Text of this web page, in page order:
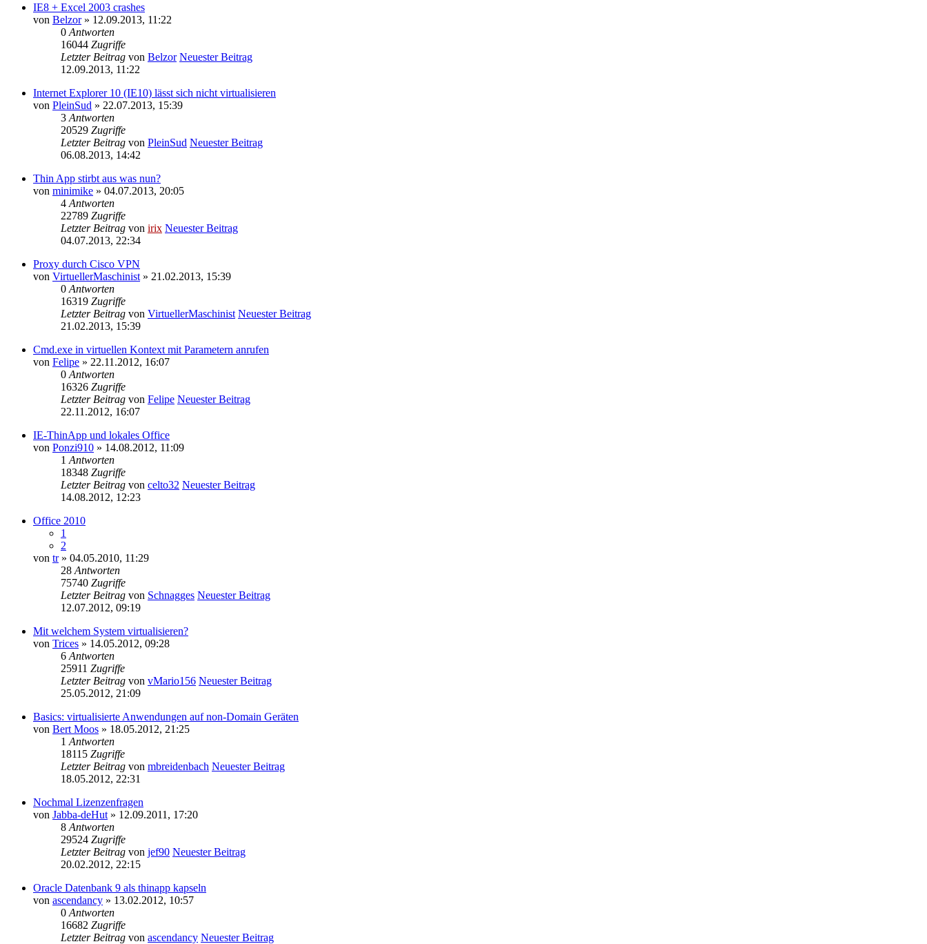
IE8 + Excel 2003 crashes
von Belzor» 12.09.2013, 11:22
0 Antworten
16044 Zugriffe
Letzter Beitrag von Belzor Neuester Beitrag
12.09.2013, 11:22
Internet Explorer 10 (IE10) lässt sich nicht virtualisieren
von PleinSud » 22.07.2013, 15:39
3 Antworten
20529 Zugriffe
Letzter Beitrag von PleinSud Neuester Beitrag
06.08.2013, 14:42
Thin App stirbt aus was nun?
von minimike » 04.07.2013, 20:05
4 Antworten
22789 Zugriffe
Letzter Beitrag von irix Neuester Beitrag
04.07.2013, 22:34
Proxy durch Cisco VPN
von VirtuellerMaschinist » 21.02.2013, 15:39
0 Antworten
16319 Zugriffe
Letzter Beitrag von VirtuellerMaschinist Neuester Beitrag
21.02.2013, 15:39
Cmd.exe in virtuellen Kontext mit Parametern anrufen
von Felipe » 22.11.2012, 16:07
0 Antworten
16326 Zugriffe
Letzter Beitrag von Felipe Neuester Beitrag
22.11.2012, 16:07
IE-ThinApp und lokales Office
von Ponzi910 » 14.08.2012, 11:09
1 Antworten
18348 Zugriffe
Letzter Beitrag von celto32 Neuester Beitrag
14.08.2012, 12:23
Office 2010
1
2
von tr» 04.05.2010, 11:29
28 Antworten
75740 Zugriffe
Letzter Beitrag von Schnagges Neuester Beitrag
12.07.2012, 09:19
Mit welchem System virtualisieren?
von Trices » 14.05.2012, 09:28
6 Antworten
25911 Zugriffe
Letzter Beitrag von vMario156 Neuester Beitrag
25.05.2012, 21:09
Basics: virtualisierte Anwendungen auf non-Domain Geräten
von Bert Moos » 18.05.2012, 21:25
1 Antworten
18115 Zugriffe
Letzter Beitrag von mbreidenbach Neuester Beitrag
18.05.2012, 22:31
Nochmal Lizenzenfragen
von Jabba-deHut » 12.09.2011, 17:20
8 Antworten
29524 Zugriffe
Letzter Beitrag von jef90 Neuester Beitrag
20.02.2012, 22:15
Oracle Datenbank 9 als thinapp kapseln
von ascendancy » 13.02.2012, 10:57
0 Antworten
16682 Zugriffe
Letzter Beitrag von ascendancy Neuester Beitrag